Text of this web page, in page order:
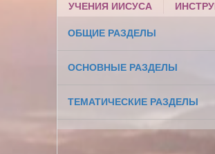
УЧЕНИЯ ИИСУСА
ОБЩИЕ РАЗДЕЛЫ
ОСНОВНЫЕ РАЗДЕЛЫ
ТЕМАТИЧЕСКИЕ РАЗДЕЛЫ